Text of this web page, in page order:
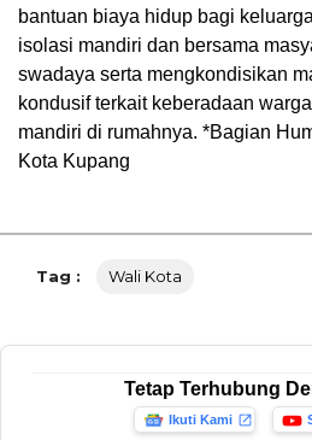
bantuan biaya hidup bagi
isolasi mandiri dan bersama
swadaya serta mengkondisikan
kondusif terkait keberadaan
mandiri di rumahnya. *Bagian
Kota Kupang
Tag : Wali Kota
Tetap Terhubung
Ikuti Kami